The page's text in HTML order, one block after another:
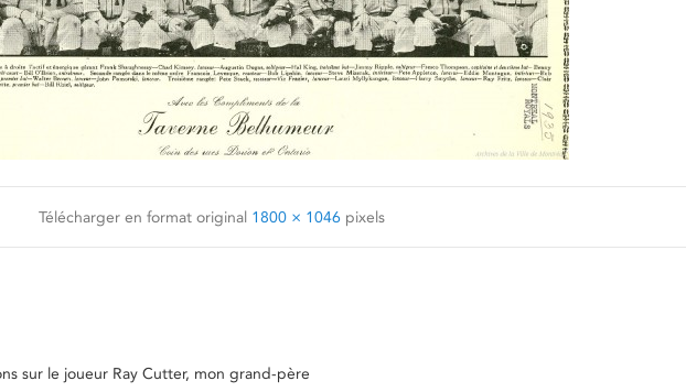
Télécharger en format original 1800 × 1046pixels
sur le joueur Ray Cutter, mon grand-père